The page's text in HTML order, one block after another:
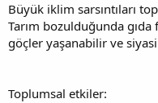
Büyük iklim sarsıntıları
Tarım bozulduğunda gıda
göçler yaşanabilir ve
Toplumsal etkiler: